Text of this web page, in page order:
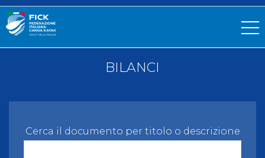
BILANCI
Cerca il documento per titolo o descrizione